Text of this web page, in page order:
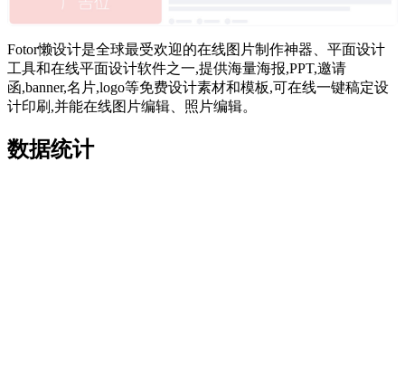
Fotor懒设计是全球最受欢迎的在线图片制作神器、平面设计
工具和在线平面设计软件之一,提供海量海报,PPT,邀请
函,banner,名片,logo等免费设计素材和模板,可在线一键稿定设
计印刷,并能在线图片编辑、照片编辑。
数据统计